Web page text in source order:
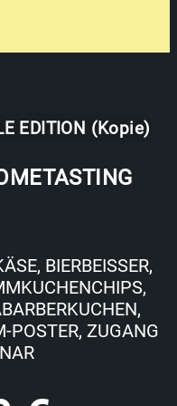
EDITION (Kopie)
BIERBEISSER, H
W
ZUGANG Z